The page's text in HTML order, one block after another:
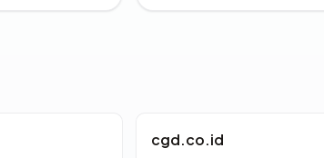
cgd.co.id